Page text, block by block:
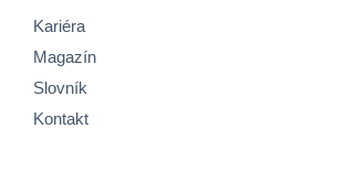
Kariéra
Magazín
Slovník
Kontakt